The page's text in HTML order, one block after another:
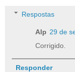
Respostas
Alp 29 de
Corrigido.
Responder